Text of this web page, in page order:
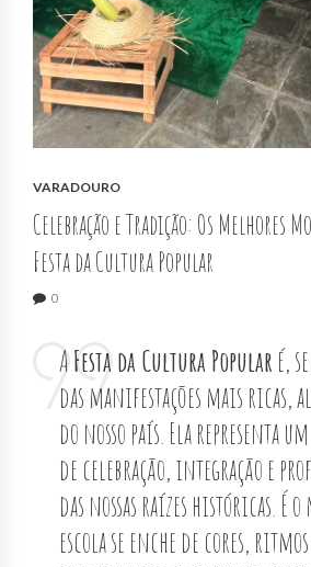
VARADOURO
Celebração e Tradição: Os Melhores
Festa da Cultura Popular
0
A Festa da Cultura Popular é,
das manifestações mais ricas,
do nosso país. Ela representa
de celebração, integração e
das nossas raízes históricas. É
escola se enche de cores,